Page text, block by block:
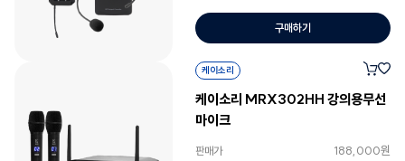
구매하기
케이소리
케이소리 MRX302HH 강의용무선
마이크
판매가 188,000원